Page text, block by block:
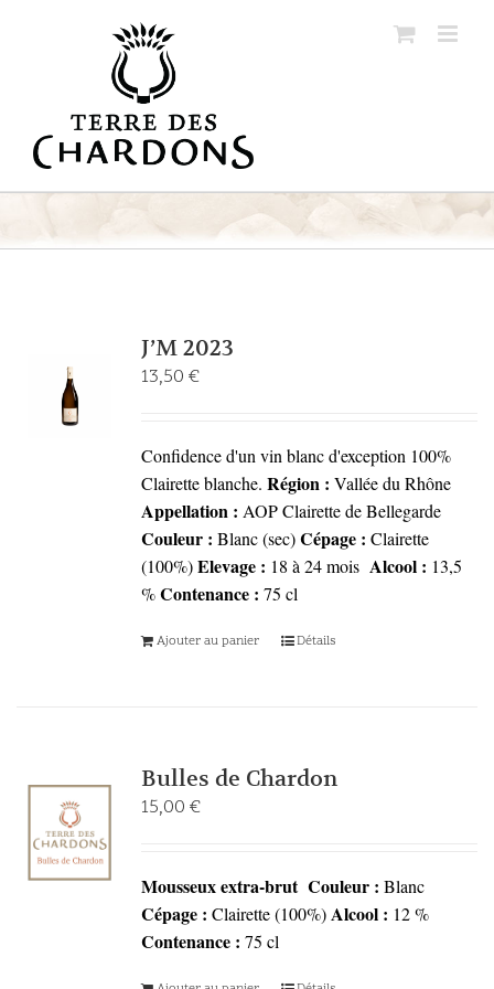
J’M 2023
13,50 €
Confidence d'un vin blanc d'exception 100%
Clairette blanche. Région : Vallée du Rhône
Appellation : AOP Clairette de Bellegarde
Couleur : Blanc (sec)Cépage : Clairette
(100%)Elevage : 18 à 24 mois Alcool : 13,5
%Contenance : 75 cl
Ajouter au panier Détails
Bulles de Chardon
15,00 €
Mousseux extra-brut Couleur : Blanc
Cépage : Clairette (100%)Alcool : 12 %
Contenance : 75 cl